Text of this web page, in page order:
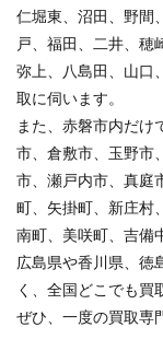
仁堀東、沼田、野間
戸、福田、二井、穂
弥上、八島田、山口
取に伺います。
また、赤磐市内だけ
市、倉敷市、玉野市
市、瀬戸内市、真庭
町、矢掛町、新庄村
南町、美咲町、吉備
広島県や香川県、徳
く、全国どこでも買
ぜひ、一度の買取専